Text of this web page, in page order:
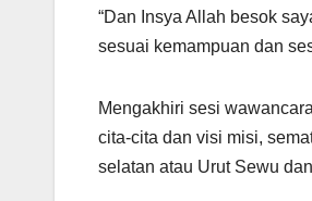
“Dan Insya Allah besok
sesuai kemampuan dan
Mengakhiri sesi
cita-cita dan visi misi,
selatan atau Urut Sewu